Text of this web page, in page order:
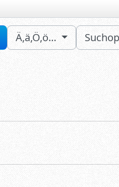
Ä,ä,Ö,ö…